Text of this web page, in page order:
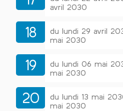
avril 2030
18
du lundi 29 avril
mai 2030
19
du lundi 06 mai
mai 2030
20
du lundi 13 mai
mai 2030